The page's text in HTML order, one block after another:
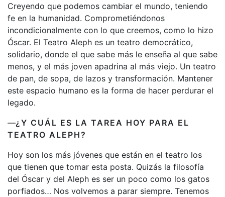
Creyendo que podemos cambiar el mundo, teniendo
fe en la humanidad. Comprometiéndonos
incondicionalmente con lo que creemos, como lo hizo
Óscar. El Teatro Aleph es un teatro democrático,
solidario, donde el que sabe más le enseña al que sabe
menos, y el más joven apadrina al más viejo. Un teatro
de pan, de sopa, de lazos y transformación. Mantener
este espacio humano es la forma de hacer perdurar el
legado.
—¿Y CUÁL ES LA TAREA HOY PARA EL
TEATRO ALEPH?
Hoy son los más jóvenes que están en el teatro los
que tienen que tomar esta posta. Quizás la filosofía
del Óscar y del Aleph es ser un poco como los gatos
porfiados… Nos volvemos a parar siempre. Tenemos